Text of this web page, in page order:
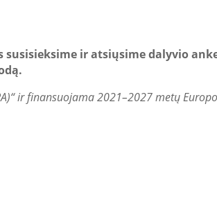
susisieksime ir atsiųsime dalyvio
ir finansuojama 2021–2027 metų